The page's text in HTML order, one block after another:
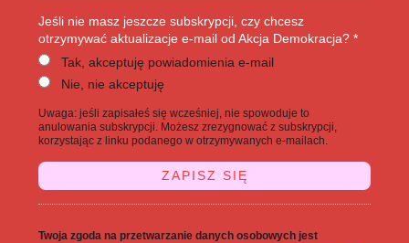
Jeśli nie masz jeszcze subskrypcji, czy chcesz
otrzymywać aktualizacje e-mail od Akcja Demokracja? *
Tak, akceptuję powiadomienia e-mail
Nie, nie akceptuję
Uwaga: jeśli zapisałeś się wcześniej, nie spowoduje to
anulowania subskrypcji. Możesz zrezygnować z subskrypcji,
korzystając z linku podanego w otrzymywanych e-mailach.
Twoja zgoda na przetwarzanie danych osobowych jest